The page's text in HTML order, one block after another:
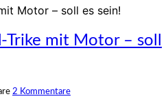
Motor – soll es sein!
Trike mit Motor – soll
2 Kommentare